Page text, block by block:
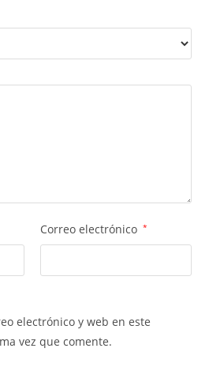
Correo electrónico *
electrónico y web en este
vez que comente.